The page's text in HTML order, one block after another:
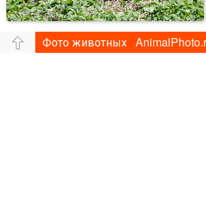
Фото животных